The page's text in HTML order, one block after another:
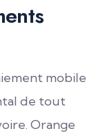
mobile
de tout
Orange